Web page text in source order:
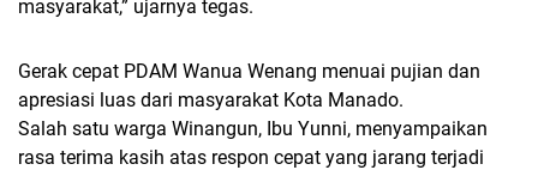
masyarakat,” ujarnya tegas.
Gerak cepat PDAM Wanua Wenang menuai pujian dan
apresiasi luas dari masyarakat Kota Manado.
Salah satu warga Winangun, Ibu Yunni, menyampaikan
rasa terima kasih atas respon cepat yang jarang terjadi